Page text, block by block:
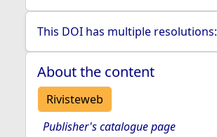
This DOI has multiple resolutions:
About the content
Rivisteweb
Publisher's catalogue page